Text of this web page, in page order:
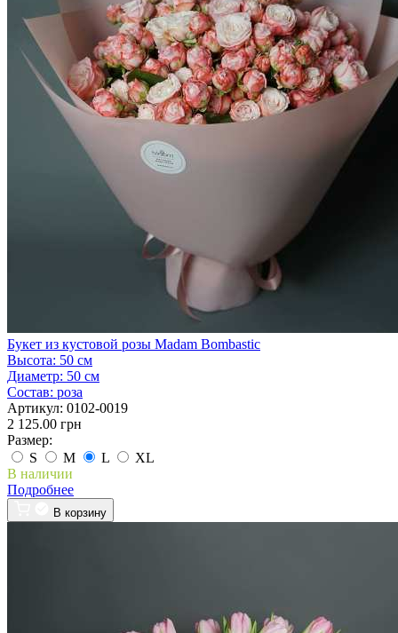
Букет из кустовой розы Madam Bombastic
Высота: 50 см
Диаметр: 50 см
Состав: роза
Артикул: 0102-0019
2 125.00 грн
Размер:
S
M L
XL
В наличии
Подробнее
В корзину